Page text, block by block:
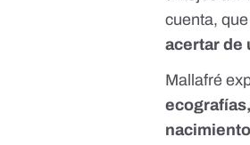
cuenta,
acertar de
Mallafré